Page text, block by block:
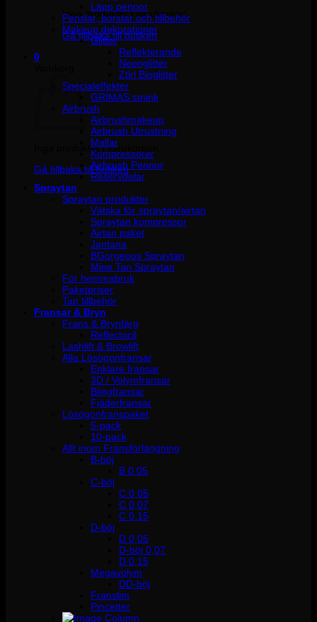
Inga produkter i varukorgen.
Gå tillbaka till butiken
0
Inga produkter i varukorgen.
Gå tillbaka till butiken
Läpp pennor
Penslar, borstar och tillbehör
Makeup dekorationer
Glitter
Reflekterande
Neonglitter
Ztirl Bioglitter
Specialeffekter
GRIMAS smink
Airbrush
Airbrushmakeup
Airbrush Utrustning
Mallar
Kompressorer
Airbrush Pennor
Reservdelar
Spraytan
Spraytan produkter
Vätska för spraytan/airtan
Spraytan kompressor
Airtan paket
Jantana
BGorgeous Spraytan
Mine Tan Spraytan
För hemmabruk
Paketpriser
Tan tillbehör
Fransar & Bryn
Frans & Brynfärg
Reflectocil
Lashlift & Browlift
Alla Lösögonfransar
Enklare fransar
3D / Volymfransar
Blingfransar
Fjäderfransar
Lösögonfranspaket
5-pack
10-pack
Allt inom Fransförlängning
B-böj
B 0.05
C-böj
C 0,05
C 0,07
C 0,15
D-böj
D 0,05
D-böj 0,07
D 0,15
Megavolym
DD-böj
Franslim
Pincetter